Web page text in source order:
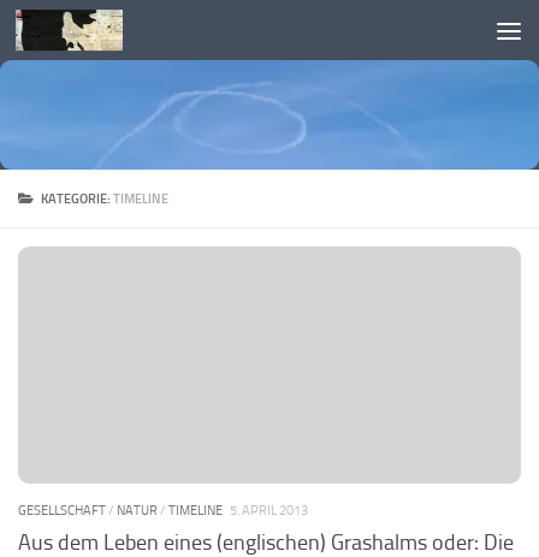
Skip to content
KATEGORIE:TIMELINE
GESELLSCHAFT/ NATUR / TIMELINE 5. APRIL 2013
Aus dem Leben eines (englischen) Grashalms oder: Die